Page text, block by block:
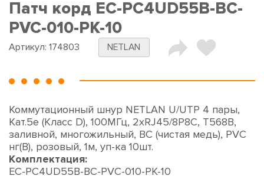
Патч корд EC-PC4UD55B-BC-
PVC-010-PK-10
Артикул: 174803 NETLAN
Коммутационный шнур NETLAN U/UTP 4 пары,
Кат.5е (Класс D), 100МГц, 2хRJ45/8P8C, T568B,
заливной, многожильный, BC (чистая медь), PVC
нг(B), розовый, 1м, уп-ка 10шт.
Комплектация:
EC-PC4UD55B-BC-PVC-010-PK-10